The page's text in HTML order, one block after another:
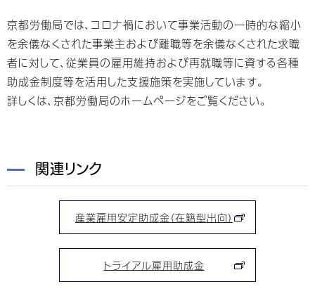
京都労働局では、コロナ禍において事業活動の一時的な縮小
を余儀なくされた事業主および離職等を余儀なくされた求職
者に対して、従業員の雇用維持および再就職等に資する各種
助成金制度等を活用した支援施策を実施しています。
詳しくは、京都労働局のホームページをご覧ください。
関連リンク
産業雇用安定助成金（在籍型出向）
トライアル雇用助成金